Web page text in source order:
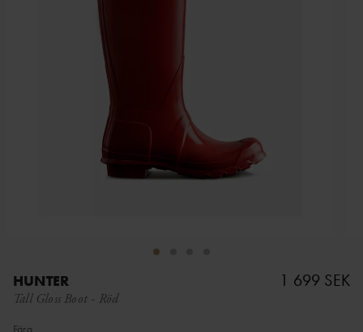
HUNTER
Tall Gloss Boot - Röd
1 699 SEK
Färg